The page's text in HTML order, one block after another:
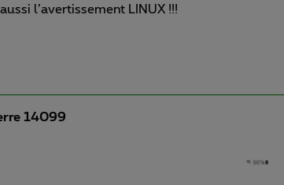
l’avertissement LINUX !!!
14099